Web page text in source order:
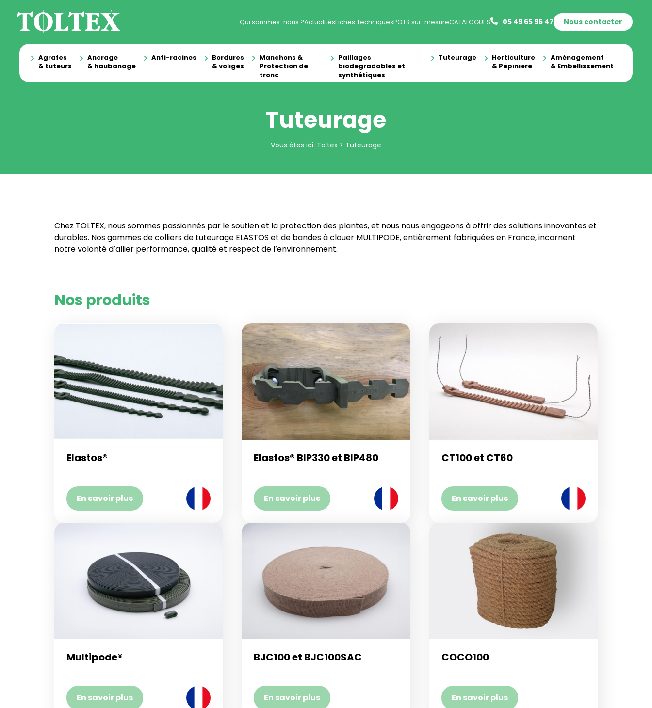
Agrafes
& tuteurs
Ancrage
& haubanage
Anti-racines
Bordures
& voliges
Manchons &
Protection de
tronc
Paillages
biodégradables et
synthétiques
Tuteurage
Horticulture
& Pépinière
Aménagement
& Embellissement
Qui sommes-nous ?ActualitésFiches TechniquesPOTS sur-mesureCATALOGUES 05 49 65 96 47 Nous contacter
Tuteurage
Vous êtes ici :Toltex > Tuteurage
Chez TOLTEX, nous sommes passionnés par le soutien et la protection des plantes, et nous nous engageons à offrir des solutions innovantes et
durables. Nos gammes de colliers de tuteurage ELASTOS et de bandes à clouer MULTIPODE, entièrement fabriquées en France, incarnent
notre volonté d’allier performance, qualité et respect de l’environnement.
Nos produits
Elastos®
En savoir plus
Elastos® BIP330 et BIP480
En savoir plus
CT100 et CT60
En savoir plus
Multipode®
En savoir plus
BJC100 et BJC100SAC
En savoir plus
COCO100
En savoir plus